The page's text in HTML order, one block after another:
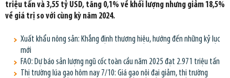
triệu tấn và 3,55 tỷ USD, tăng 0,1% về khối lượng nhưng giảm 18,5%
về giá trị so với cùng kỳ năm 2024.
Xuất khẩu nông sản: Khẳng định thương hiệu, hướng đến những kỷ lục
mới
FAO: Dự báo sản lượng ngũ cốc toàn cầu năm 2025 đạt 2.971 triệu tấn
Thị trường lúa gạo hôm nay 7/10: Giá gạo nội đại giảm, thị trường